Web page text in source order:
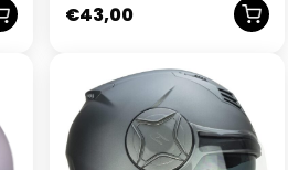
ARANCIONE
€43,00